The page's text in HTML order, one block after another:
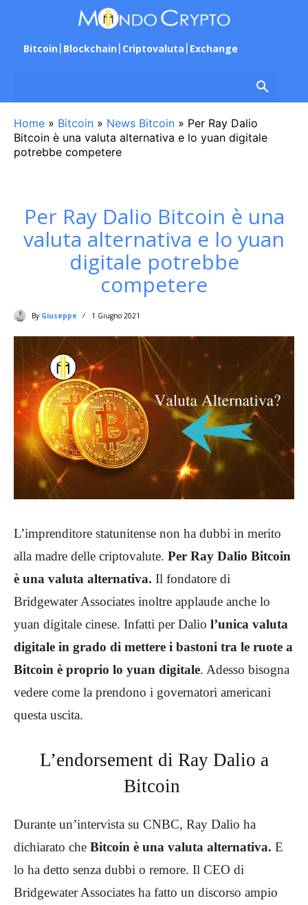
Bitcoin Blockchain Criptovaluta Exchange
Home » Bitcoin » News Bitcoin » Per Ray Dalio
Bitcoin è una valuta alternativa e lo yuan digitale
potrebbe competere
Per Ray Dalio Bitcoin è una
valuta alternativa e lo yuan
digitale potrebbe
competere
By Giuseppe 1 Giugno 2021
L’imprenditore statunitense non ha dubbi in merito
alla madre delle criptovalute. Per Ray Dalio Bitcoin
è una valuta alternativa. Il fondatore di
Bridgewater Associates inoltre applaude anche lo
yuan digitale cinese. Infatti per Dalio l’unica valuta
digitale in grado di mettere i bastoni tra le ruote a
Bitcoin è proprio lo yuan digitale. Adesso bisogna
vedere come la prendono i governatori americani
questa uscita.
L’endorsement di Ray Dalio a
Bitcoin
Durante un’intervista su CNBC, Ray Dalio ha
dichiarato che Bitcoin è una valuta alternativa. E
lo ha detto senza dubbi o remore. Il CEO di
Bridgewater Associates ha fatto un discorso ampio